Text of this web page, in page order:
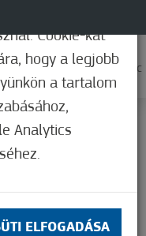
0
27,2°C
Cookie-kat
hogy a legjobb
a tartalom
Analytics
ELFOGADÁSA